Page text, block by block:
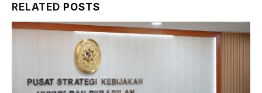
RELATED POSTS